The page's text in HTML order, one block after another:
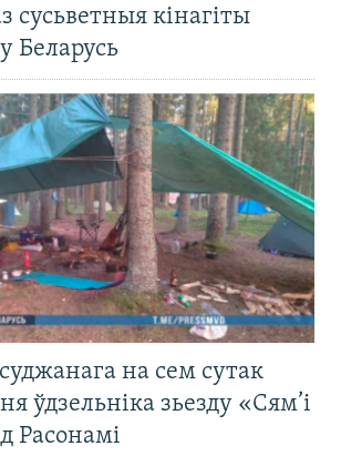
сусьветныя кінагіты
Беларусь
на сем сутак
ўдзельніка зьезду «Сям’і
Расонамі